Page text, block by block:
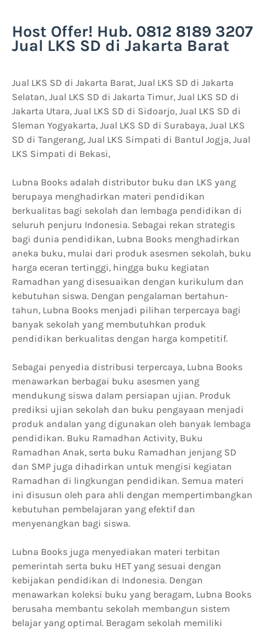
Host Offer! Hub. 0812 8189 3207
Jual LKS SD di Jakarta Barat
Jual LKS SD di Jakarta Barat, Jual LKS SD di Jakarta
Selatan, Jual LKS SD di Jakarta Timur, Jual LKS SD di
Jakarta Utara, Jual LKS SD di Sidoarjo, Jual LKS SD di
Sleman Yogyakarta, Jual LKS SD di Surabaya, Jual LKS
SD di Tangerang, Jual LKS Simpati di Bantul Jogja, Jual
LKS Simpati di Bekasi,
Lubna Books adalah distributor buku dan LKS yang
berupaya menghadirkan materi pendidikan
berkualitas bagi sekolah dan lembaga pendidikan di
seluruh penjuru Indonesia. Sebagai rekan strategis
bagi dunia pendidikan, Lubna Books menghadirkan
aneka buku, mulai dari produk asesmen sekolah, buku
harga eceran tertinggi, hingga buku kegiatan
Ramadhan yang disesuaikan dengan kurikulum dan
kebutuhan siswa. Dengan pengalaman bertahun-
tahun, Lubna Books menjadi pilihan terpercaya bagi
banyak sekolah yang membutuhkan produk
pendidikan berkualitas dengan harga kompetitif.
Sebagai penyedia distribusi terpercaya, Lubna Books
menawarkan berbagai buku asesmen yang
mendukung siswa dalam persiapan ujian. Produk
prediksi ujian sekolah dan buku pengayaan menjadi
produk andalan yang digunakan oleh banyak lembaga
pendidikan. Buku Ramadhan Activity, Buku
Ramadhan Anak, serta buku Ramadhan jenjang SD
dan SMP juga dihadirkan untuk mengisi kegiatan
Ramadhan di lingkungan pendidikan. Semua materi
ini disusun oleh para ahli dengan mempertimbangkan
kebutuhan pembelajaran yang efektif dan
menyenangkan bagi siswa.
Lubna Books juga menyediakan materi terbitan
pemerintah serta buku HET yang sesuai dengan
kebijakan pendidikan di Indonesia. Dengan
menawarkan koleksi buku yang beragam, Lubna Books
berusaha membantu sekolah membangun sistem
belajar yang optimal. Beragam sekolah memiliki